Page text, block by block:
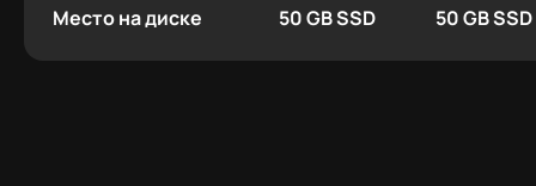
Место на диске 50 GB SSD 50 GB SSD